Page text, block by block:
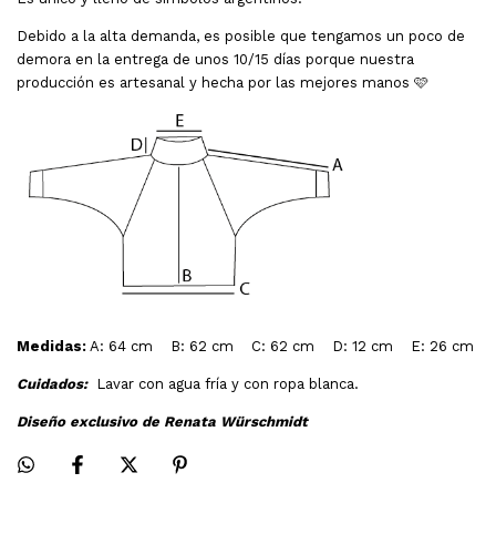
Debido a la alta demanda, es posible que tengamos un poco de
demora en la entrega de unos 10/15 días porque nuestra
producción es artesanal y hecha por las mejores manos 🩷
Medidas: A: 64 cm B: 62 cm C: 62 cm D: 12 cm E: 26 cm
Cuidados: Lavar con agua fría y con ropa blanca.
Diseño exclusivo de Renata Würschmidt